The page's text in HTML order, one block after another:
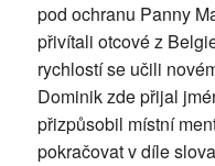
pod ochranu Panny
přivítali otcové z
rychlostí se učili
Dominik zde přijal
přizpůsobil místní
pokračovat v díle